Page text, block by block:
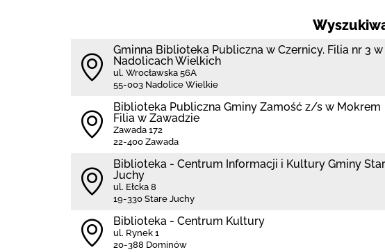
Gminna Biblioteka Publiczna w Czernicy. Filia nr 3 w
Nadolicach Wielkich
ul. Wrocławska 56A
55-003 Nadolice Wielkie
Biblio­teka Publiczna Gminy Zamość z/s w Mokrem
Filia w Zawadzie
Zawada 172
22-400 Zawada
Biblioteka - Centrum Informacji i Kultury Gminy
Juchy
ul. Ełcka 8
19-330 Stare Juchy
Biblioteka - Centrum Kultury
ul. Rynek 1
20-388 Dominów